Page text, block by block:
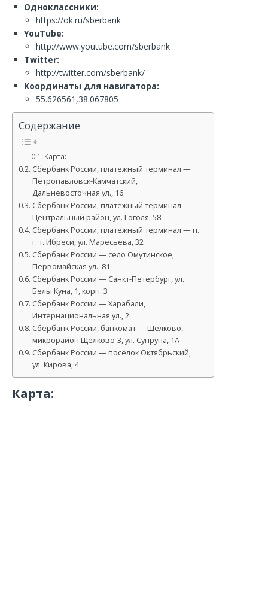
Одноклассники:
https://ok.ru/sberbank
YouTube:
http://www.youtube.com/sberbank
Twitter:
http://twitter.com/sberbank/
Координаты для навигатора:
55.626561,38.067805
Содержание
Карта:
Сбербанк России, платежный терминал —
Петропавловск-Камчатский,
Дальневосточная ул., 16
Сбербанк России, платежный терминал —
Центральный район, ул. Гоголя, 58
Сбербанк России, платежный терминал — п.
г. т. Ибреси, ул. Маресьева, 32
Сбербанк России — село Омутинское,
Первомайская ул., 81
Сбербанк России — Санкт-Петербург, ул.
Белы Куна, 1, корп. 3
Сбербанк России — Харабали,
Интернациональная ул., 2
Сбербанк России, банкомат — Щёлково,
микрорайон Щёлково-3, ул. Супруна, 1А
Сбербанк России — посёлок Октябрьский,
ул. Кирова, 4
Карта: